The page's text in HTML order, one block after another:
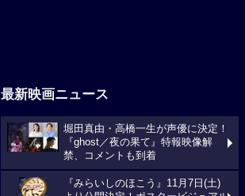
最新映画ニュース
堀田真由・高橋一生が声優に決定！
『ghost／夜の果て』特報映像解
禁、コメントも到着
『みらいしのほこう』11月7日(土)